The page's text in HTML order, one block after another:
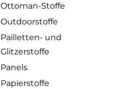
Ottoman-Stoffe
Outdoorstoffe
Pailletten- und
Glitzerstoffe
Panels
Papierstoffe